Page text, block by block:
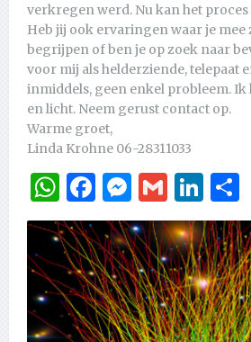
verkregen werd. Nu kan het proces
Heb jij ook ervaringen waar je mee
begrijpen of ben je op zoek naar
voor mij als helderziende, telepaat
inmiddels, geen enkel probleem. Ik
en licht. Neem gerust contact op.
Warme groet,
Linda Krohne 06-28311033
WhatsApp
Facebook
Gmail